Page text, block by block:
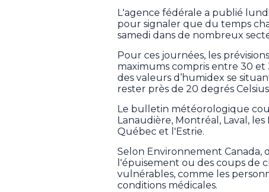
L'agence fédérale a publié
pour signaler que du temps
samedi dans de nombreux
Pour ces journées, les
maximums compris entre 30 et
des valeurs d’humidex se
rester près de 20 degrés
Le bulletin météorologique
Lanaudière, Montréal, Laval,
Québec et l'Estrie.
Selon Environnement
l'épuisement ou des coups de
vulnérables, comme les
conditions médicales.